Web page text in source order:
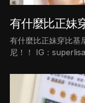
有什麼比正妹
有什麼比正妹穿比基
尼！！ IG：